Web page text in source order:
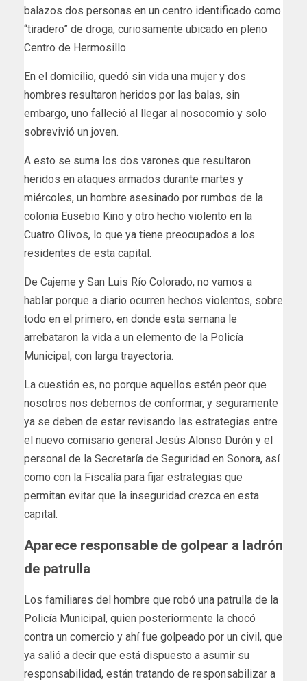
balazos dos personas en un centro identificado como
“tiradero” de droga, curiosamente ubicado en pleno
Centro de Hermosillo.
En el domicilio, quedó sin vida una mujer y dos
hombres resultaron heridos por las balas, sin
embargo, uno falleció al llegar al nosocomio y solo
sobrevivió un joven.
A esto se suma los dos varones que resultaron
heridos en ataques armados durante martes y
miércoles, un hombre asesinado por rumbos de la
colonia Eusebio Kino y otro hecho violento en la
Cuatro Olivos, lo que ya tiene preocupados a los
residentes de esta capital.
De Cajeme y San Luis Río Colorado, no vamos a
hablar porque a diario ocurren hechos violentos, sobre
todo en el primero, en donde esta semana le
arrebataron la vida a un elemento de la Policía
Municipal, con larga trayectoria.
La cuestión es, no porque aquellos estén peor que
nosotros nos debemos de conformar, y seguramente
ya se deben de estar revisando las estrategias entre
el nuevo comisario general Jesús Alonso Durón y el
personal de la Secretaría de Seguridad en Sonora, así
como con la Fiscalía para fijar estrategias que
permitan evitar que la inseguridad crezca en esta
capital.
Aparece responsable de golpear a ladrón
de patrulla
Los familiares del hombre que robó una patrulla de la
Policía Municipal, quien posteriormente la chocó
contra un comercio y ahí fue golpeado por un civil, que
ya salió a decir que está dispuesto a asumir su
responsabilidad, están tratando de responsabilizar a